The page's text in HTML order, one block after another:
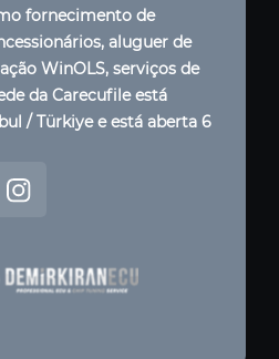
fornecimento de
aluguer de
WinOLS, serviços de
da Carecufile está
/ Türkiye e está aberta 6